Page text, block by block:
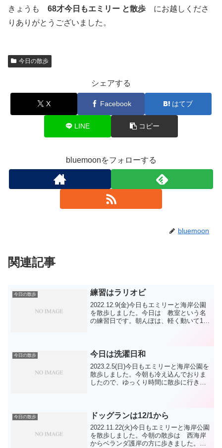
きょうも 68才今日もエミリー と散歩 にお越しくださ
りありがとうございました。
今日の散歩
シェアする
X Facebook はてブ
LINE コピー
bluemoonをフォローする
bluemoon
関連記事
今日の散歩 練習はラリオビ
2022.12.9(金)今日もエミリーと海岸公園
を散歩しました。今日は 教室という名
の練習日です。朝んぽは、軽く動いて1本
会いました。...
今日の散歩 今日は洗濯日和
2023.2.5(日)今日もエミリーと海岸公園を
散歩しました。今朝も冷え込んでおりま
したので、ゆっくり時間に散歩に行きま
ています。...
今日の散歩 ドッグランは12/1から
2022.11.22(火)今日もエミリーと海岸公園
を散歩しました。今朝の散歩は 西海岸
からベランダ護岸の方に歩きました。小